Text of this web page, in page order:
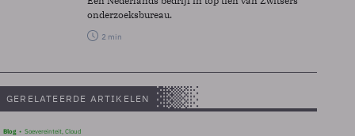
onderzoeksbureau.
2 min
GERELATEERDE ARTIKELEN
Blog Soevereinteit, Cloud